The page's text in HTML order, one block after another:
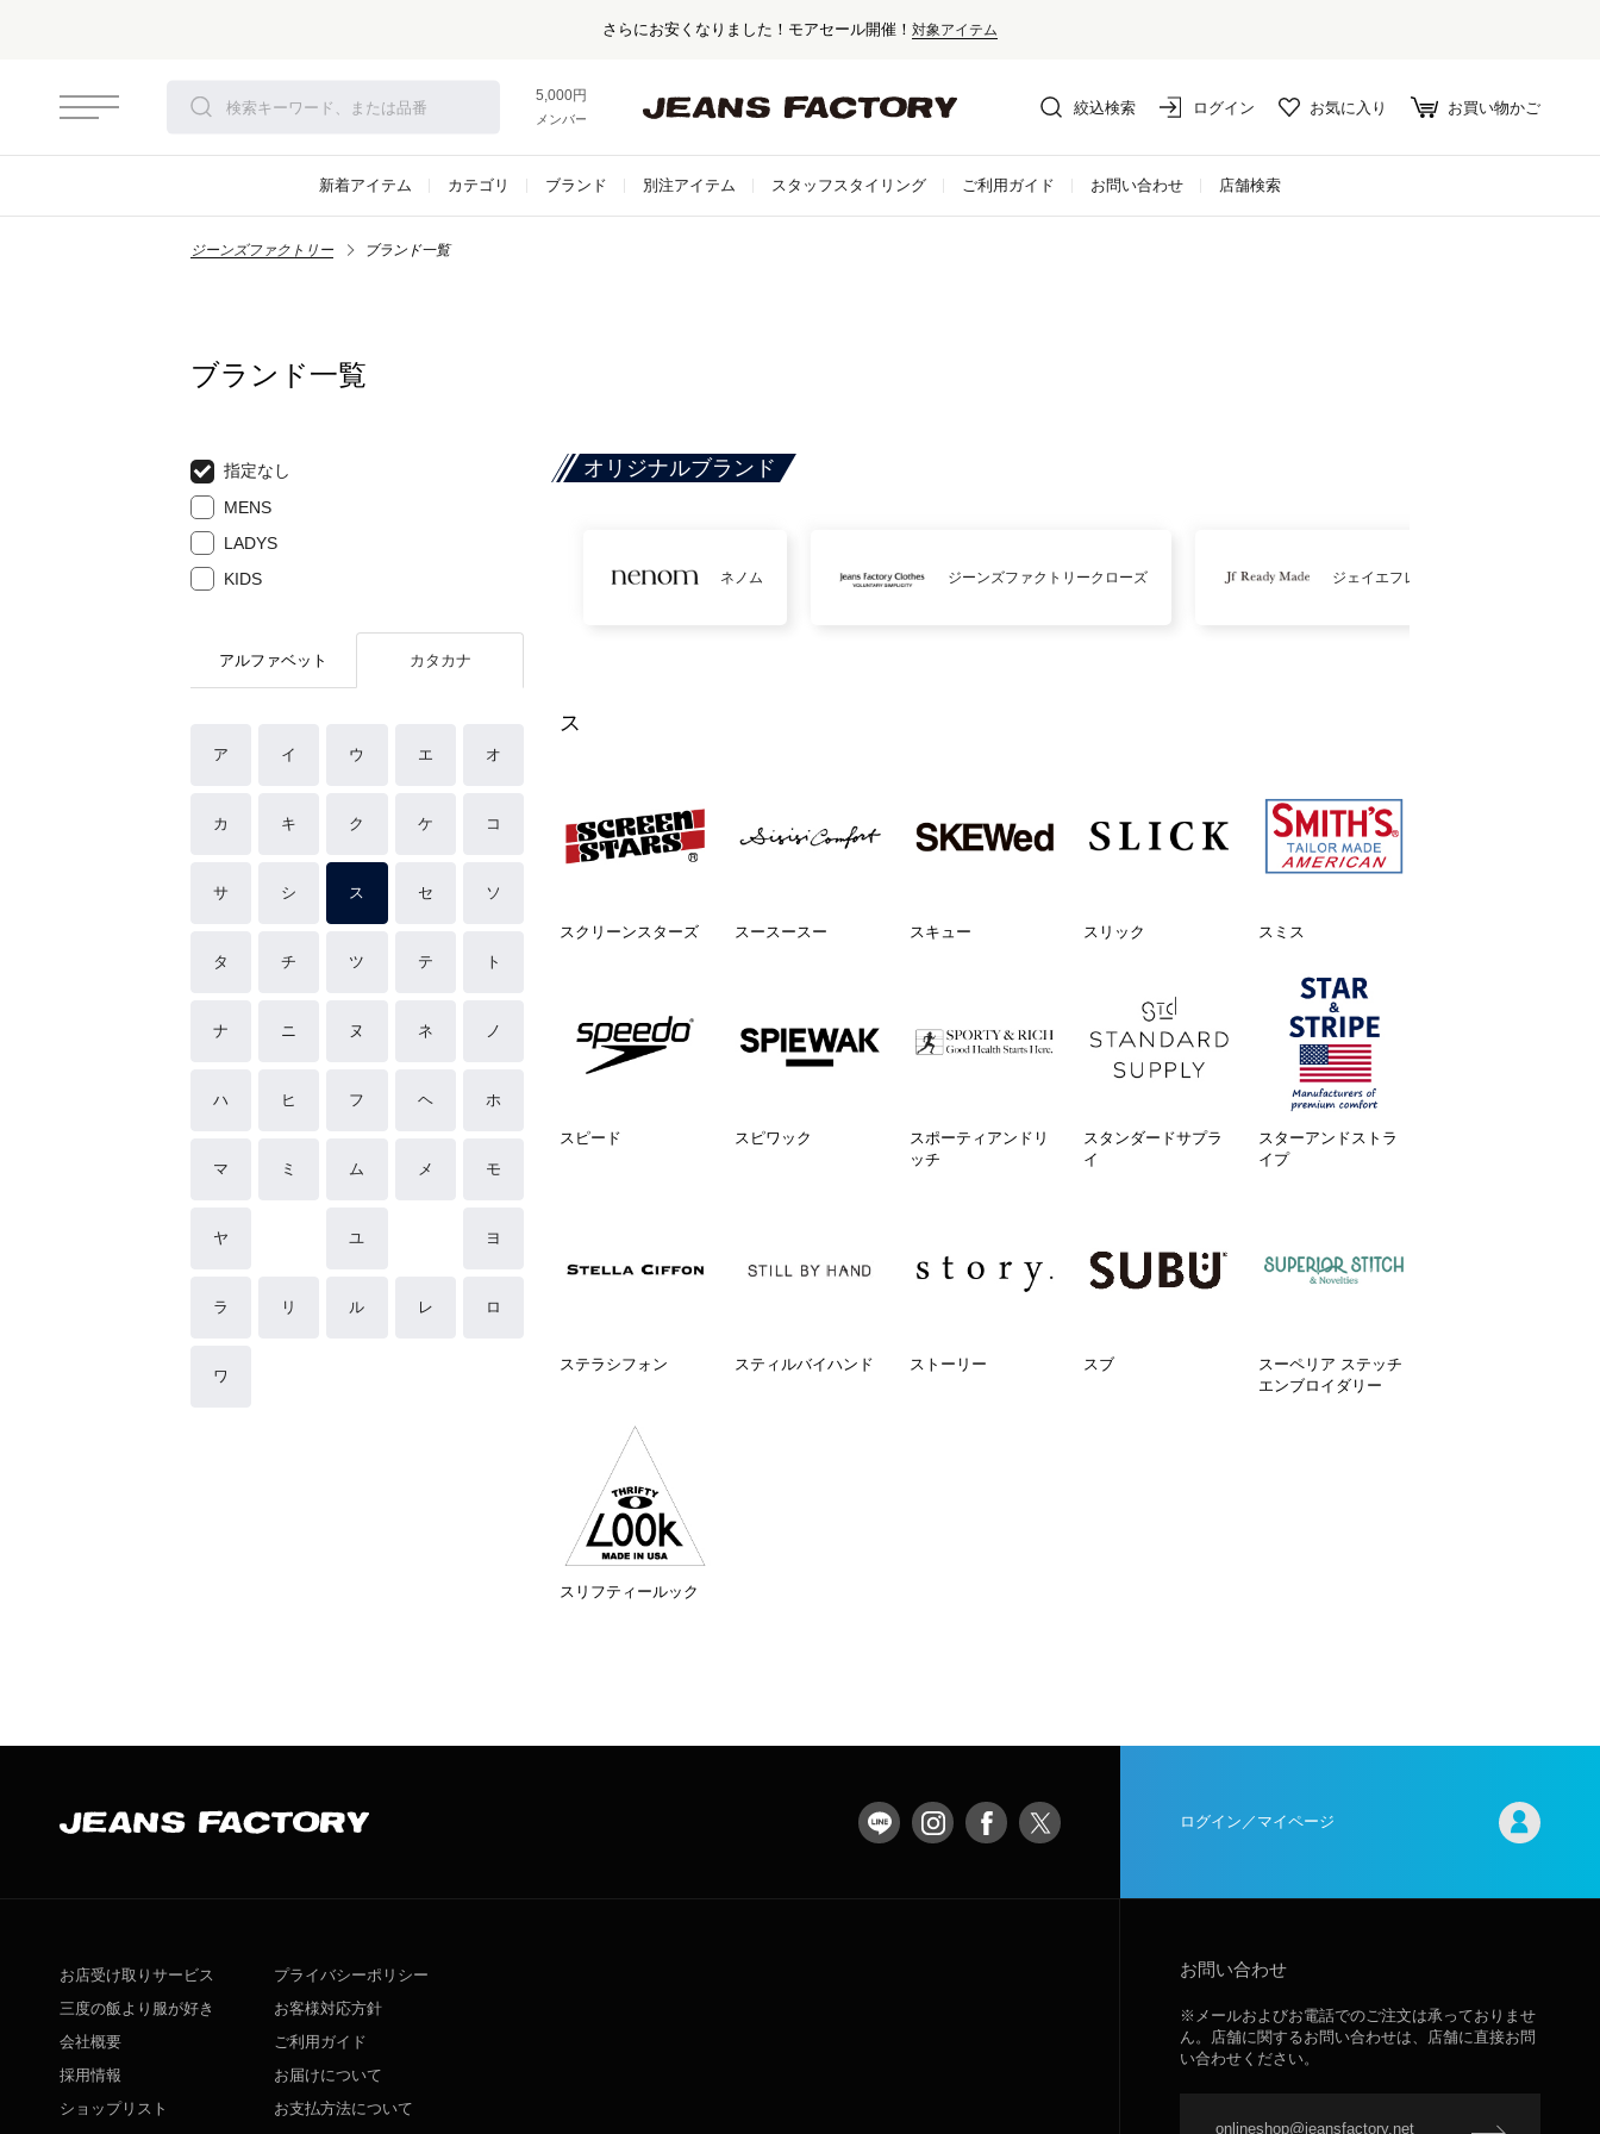
さらにお安くなりました！モアセール開催！ 対象アイテム
5,000円以上お買い上げで送料無料！
メンバー登録でお得な情報をゲット。さらに詳しく
絞込検索 ログイン お気に入り お買い物かご
新着アイテム カテゴリ ブランド 別注アイテム スタッフスタイリング ご利用ガイド お問い合わせ 店舗検索
ジーンズファクトリー ブランド一覧
ブランド一覧
指定なし
MENS
LADYS
KIDS
アルファベット カタカナ
ア イ ウ エ オ
カ キ ク ケ コ
サ シ ス セ ソ
タ チ ツ テ ト
ナ ニ ヌ ネ ノ
ハ ヒ フ ヘ ホ
マ ミ ム メ モ
ヤ ユ ヨ
ラ リ ル レ ロ
ワ
オリジナルブランド
ネノム ジーンズファクトリークローズ ジェイエフレディメイド
ス
スクリーンスターズ スースースー スキュー スリック スミス
スピード スピワック
スポーティアンドリ
ッチ
スタンダードサプラ
イ
スターアンドストラ
イプ
ステラシフォン スティルバイハンド ストーリー スブ
スーペリア ステッチ
エンブロイダリー
スリフティールック
ログイン／マイページ
お店受け取りサービス
三度の飯より服が好き
会社概要
採用情報
ショップリスト
プライバシーポリシー
お客様対応方針
ご利用ガイド
お届けについて
お支払方法について
お問い合わせ
※メールおよびお電話でのご注文は承っておりませ
ん。店舗に関するお問い合わせは、店舗に直接お問
い合わせください。
onlineshop@jeansfactory.net